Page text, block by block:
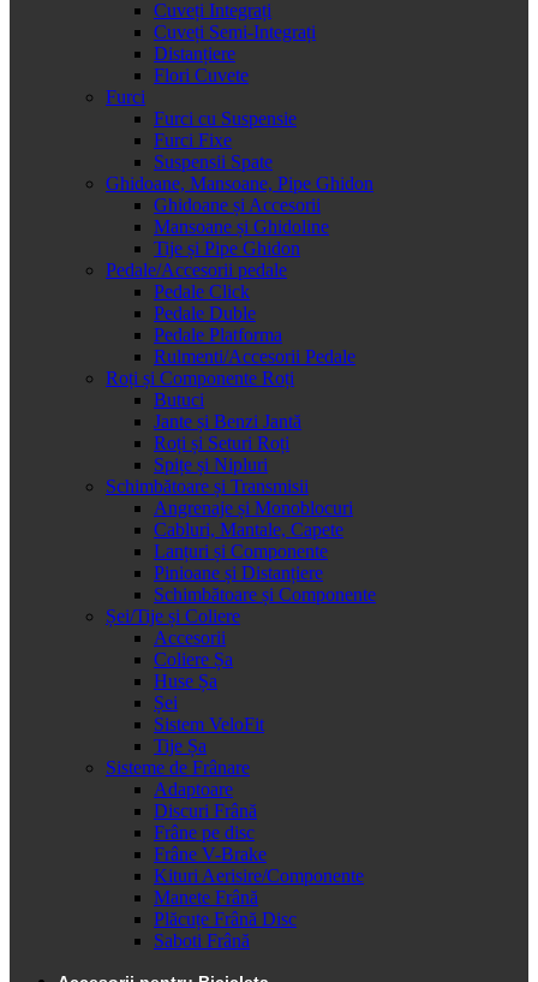
Cuveți Integrați
Cuveți Semi-Integrați
Distanțiere
Flori Cuvete
Furci
Furci cu Suspensie
Furci Fixe
Suspensii Spate
Ghidoane, Mansoane, Pipe Ghidon
Ghidoane și Accesorii
Mansoane și Ghidoline
Tije și Pipe Ghidon
Pedale/Accesorii pedale
Pedale Click
Pedale Duble
Pedale Platforma
Rulmenti/Accesorii Pedale
Roți și Componente Roți
Butuci
Jante și Benzi Jantă
Roți și Seturi Roți
Spițe și Nipluri
Schimbătoare și Transmisii
Angrenaje și Monoblocuri
Cabluri, Mantale, Capete
Lanțuri și Componente
Pinioane și Distanțiere
Schimbătoare și Componente
Șei/Tije și Coliere
Accesorii
Coliere Șa
Huse Șa
Șei
Sistem VeloFit
Tije Șa
Sisteme de Frânare
Adaptoare
Discuri Frână
Frâne pe disc
Frâne V-Brake
Kituri Aerisire/Componente
Manete Frână
Plăcuțe Frână Disc
Saboti Frână